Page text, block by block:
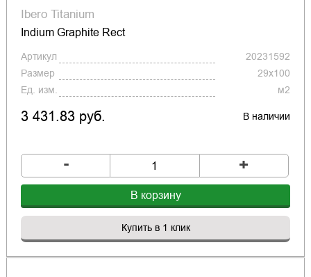
Ibero Titanium
Indium Graphite Rect
Артикул
20231592
Размер
29x100
Ед. изм.
м2
3 431.83 руб. В наличии
- +
В корзину
Купить в 1 клик